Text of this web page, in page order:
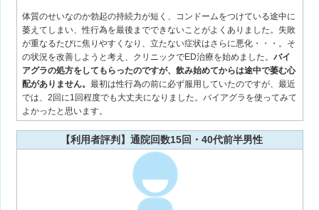
体質のせいなのか勃起の持続力が短く、コンドームをつけている途中に
萎えてしまい、性行為を最後までできないことがよくありました。失敗
が重なるたびに焦りやすくなり、立たない症状はさらに悪化・・・。そ
の状況を改善しようと考え、クリニックでED治療を始めました。バイ
アグラの処方をしてもらったのですが、飲み始めてからは途中で萎む心
配がありません。最初は性行為の前に必ず服用していたのですが、最近
では、2回に1回程度でも大丈夫になりました。バイアグラを使ってみて
よかったと思います。
【利用者評判】通院回数15回・40代前半男性